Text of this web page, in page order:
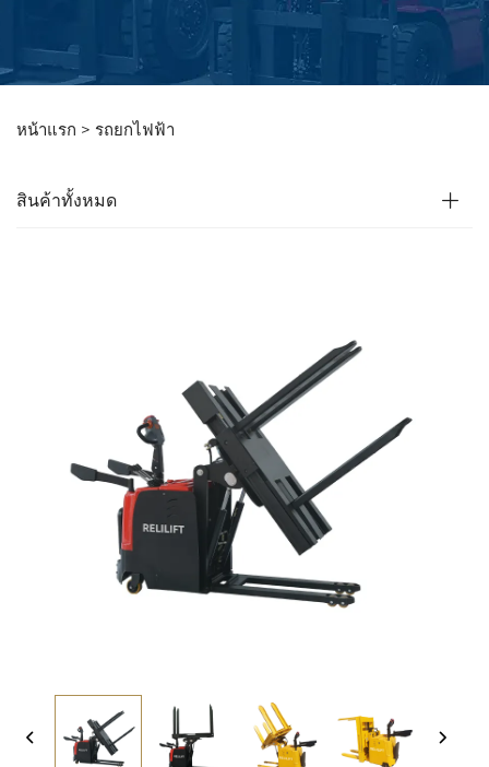
หน้าแรก > รถยกไฟฟ้า
สินค้าทั้งหมด